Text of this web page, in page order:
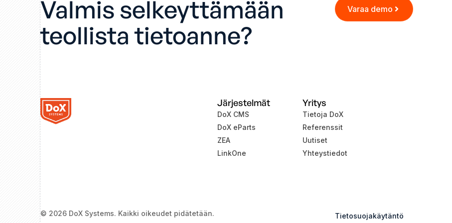
Valmis selkeyttämään
teollista tietoanne?
Varaa demo
Järjestelmät
DoX CMS
DoX eParts
ZEA
LinkOne
Yritys
Tietoja DoX
Referenssit
Uutiset
Yhteystiedot
© 2026 DoX Systems. Kaikki oikeudet pidätetään. Tietosuojakäytäntö